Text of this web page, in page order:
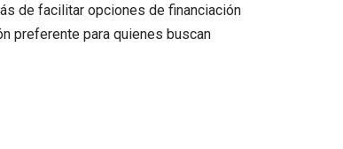
de facilitar opciones de financiación
preferente para quienes buscan